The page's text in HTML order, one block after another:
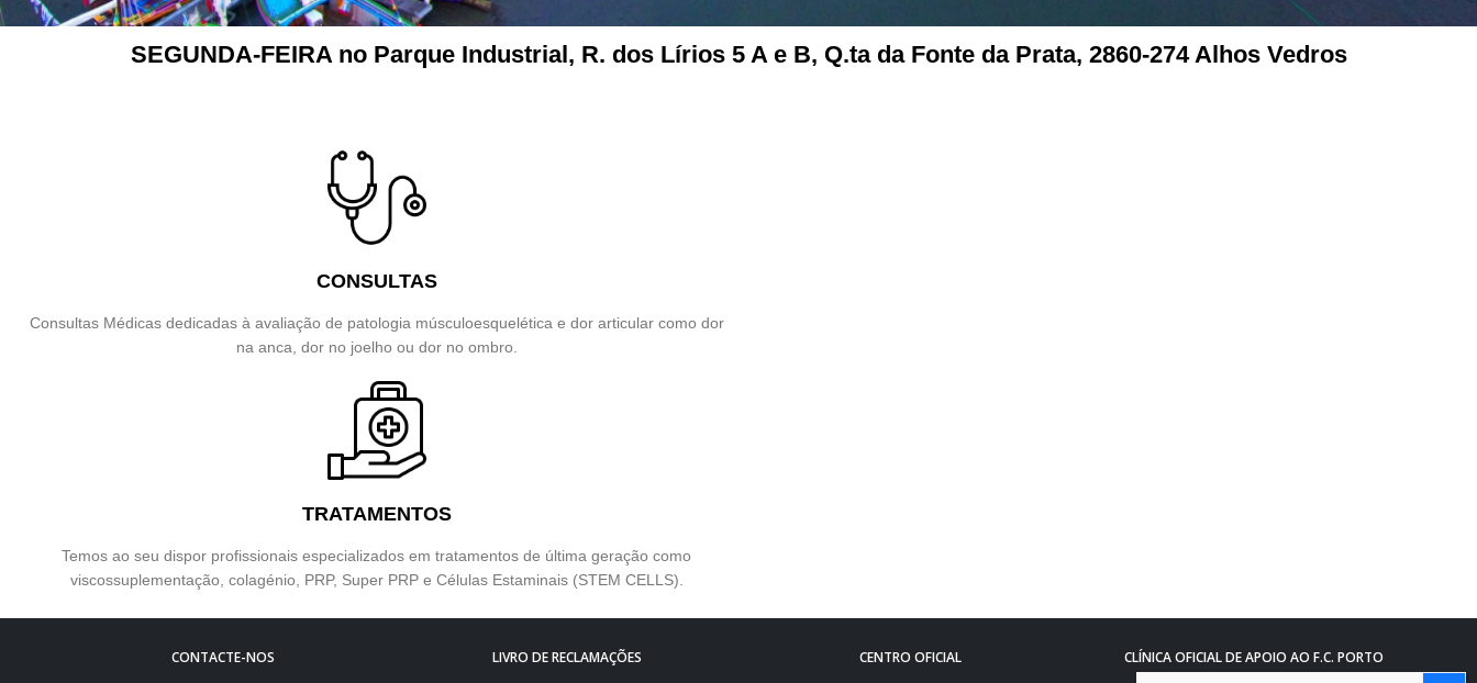
SEGUNDA-FEIRA no Parque Industrial, R. dos Lírios 5 A e B, Q.ta da Fonte da Prata, 2860-274 Alhos Vedros
CONSULTAS
Consultas Médicas dedicadas à avaliação de patologia músculoesquelética e dor articular como dor
na anca, dor no joelho ou dor no ombro.
TRATAMENTOS
Temos ao seu dispor profissionais especializados em tratamentos de última geração como
viscossuplementação, colagénio, PRP, Super PRP e Células Estaminais (STEM CELLS).
CONTACTE-NOS LIVRO DE RECLAMAÇÕES CENTRO OFICIAL CLÍNICA OFICIAL DE APOIO AO F.C. PORTO